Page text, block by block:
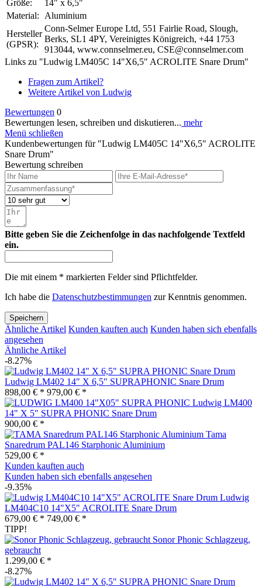
Größe:
14" x 6,5"
Material:
Aluminium
Hersteller
(GPSR):
Conn-Selmer Europe Ltd, 551 Fairlie Road, Slough,
Berks, SL1 4PY, Vereinigtes Königreich, +44 1753
913044, www.connselmer.eu, CSE@connselmer.com
Links zu "Ludwig LM405C 14"X6,5" ACROLITE Snare Drum"
Fragen zum Artikel?
Weitere Artikel von Ludwig
Bewertungen 0
Bewertungen lesen, schreiben und diskutieren... mehr
Menü schließen
Kundenbewertungen für "Ludwig LM405C 14"X6,5" ACROLITE
Snare Drum"
Bewertung schreiben
Bitte geben Sie die Zeichenfolge in das nachfolgende Textfeld
ein.
Die mit einem * markierten Felder sind Pflichtfelder.
Ich habe die Datenschutzbestimmungen zur Kenntnis genommen.
Speichern
Ähnliche Artikel Kunden kauften auch Kunden haben sich ebenfalls
angesehen
Ähnliche Artikel
-8.27%
Ludwig LM402 14" X 6,5" SUPRAPHONIC Snare Drum
898,00 € * 979,00 € *
Ludwig LM400
14" X 5" SUPRA PHONIC Snare Drum
900,00 € *
Tama
Snaredrum PAL146 Starphonic Aluminium
529,00 € *
Kunden kauften auch
Kunden haben sich ebenfalls angesehen
-9.35%
Ludwig
LM404C10 14"X5" ACROLITE Snare Drum
679,00 € * 749,00 € *
TIPP!
Sonor Phonic Schlagzeug,
gebraucht
1.299,00 € *
-8.27%